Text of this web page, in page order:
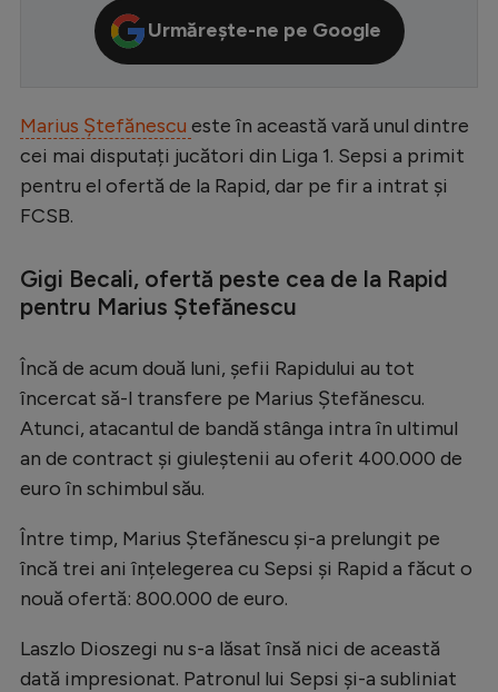
Conference League
CM 2026
LaLiga
Serie A
Ligue 1
Campionate
EURO 2024
Stranieri
Clasamente
Tenis
Natație
Urmărește-ne pe Google
Marius Ștefănescu este în această vară unul dintre
cei mai disputați jucători din Liga 1. Sepsi a primit
pentru el ofertă de la Rapid, dar pe fir a intrat și
FCSB.
Gigi Becali, ofertă peste cea de la Rapid
pentru Marius Ștefănescu
Încă de acum două luni, șefii Rapidului au tot
încercat să-l transfere pe Marius Ștefănescu.
Atunci, atacantul de bandă stânga intra în ultimul
an de contract și giuleștenii au oferit 400.000 de
euro în schimbul său.
Între timp, Marius Ștefănescu și-a prelungit pe
încă trei ani înțelegerea cu Sepsi și Rapid a făcut o
nouă ofertă: 800.000 de euro.
Laszlo Dioszegi nu s-a lăsat însă nici de această
dată impresionat. Patronul lui Sepsi și-a subliniat